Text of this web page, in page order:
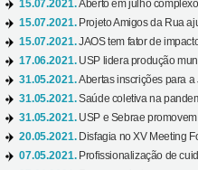
15.07.2021.Aberto em julho
15.07.2021. Projeto Amigos da Rua
15.07.2021.JAOS tem fator de
17.06.2021. USP lidera produção
31.05.2021.Abertas inscrições para
31.05.2021.Saúde coletiva na
31.05.2021. USP e Sebrae
20.05.2021. Disfagia no XV Meeting
07.05.2021. Profissionalização de